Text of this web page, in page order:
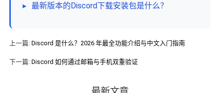
▸ 最新版本的Discord下载安装包是什么？
上一篇: Discord 是什么？2026 年最全功能介绍与中文入门指南
下一篇: Discord 如何通过邮箱与手机双重验证